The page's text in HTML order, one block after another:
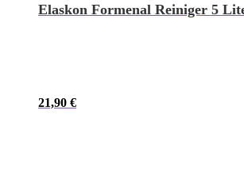
Elaskon Formenal Reiniger 5
21,90 €